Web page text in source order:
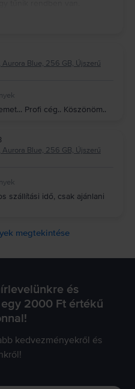
Blue, 256 GB, Újszerű
Profi cég.. Köszönöm..
Blue, 256 GB, Újszerű
szállítási idő, csak ajánlani
megtekintése
és
2000 Ft értékű
kedvezményekről és